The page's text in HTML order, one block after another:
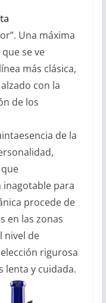
Una máxima
se ve
más clásica,
con la
de los
de la
para
procede de
en las zonas
nivel de
rigurosa
lenta y cuidada.